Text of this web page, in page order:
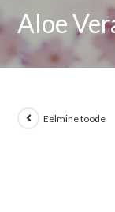
Aloe
Eelmine toode